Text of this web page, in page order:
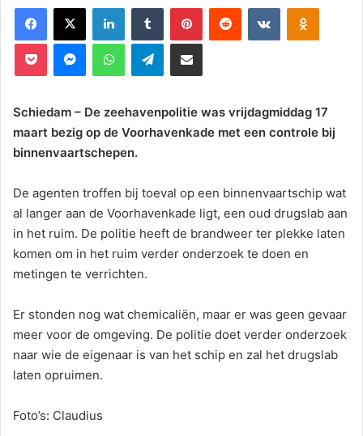
Facebook
X LinkedInTumblr PinterestReddit VKontakteOdnoklassniki
Pocket MessengerWhatsAppTelegramDeel via E-mail
Schiedam – De zeehavenpolitie was vrijdagmiddag 17
maart bezig op de Voorhavenkade met een controle bij
binnenvaartschepen.
De agenten troffen bij toeval op een binnenvaartschip wat
al langer aan de Voorhavenkade ligt, een oud drugslab aan
in het ruim. De politie heeft de brandweer ter plekke laten
komen om in het ruim verder onderzoek te doen en
metingen te verrichten.
Er stonden nog wat chemicaliën, maar er was geen gevaar
meer voor de omgeving. De politie doet verder onderzoek
naar wie de eigenaar is van het schip en zal het drugslab
laten opruimen.
Foto’s: Claudius